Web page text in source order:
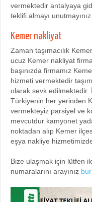
vermektedir antalyaya
teklifi almayı unutmayınız.
Kemer nakliyat
Zaman taşımacılık
ucuz Kemer nakliyat
başınızda firmamız
hizmeti vermektedir
olarak sevk edilmektedir.
Türkiyenin her yerinden
vermekteyiz parsiyel ve
mevcutdur kamyonet
noktadan alıp Kemer
eşya nakliye
Bize ulaşmak için lütfen
numaralarını arayınız